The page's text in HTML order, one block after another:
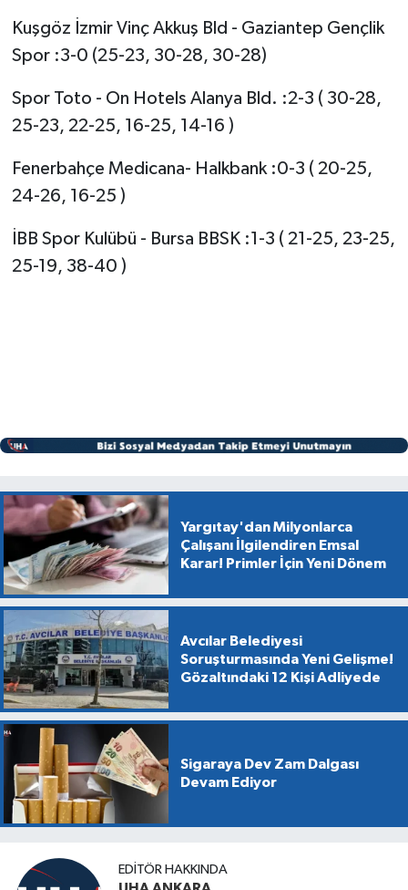
Kuşgöz İzmir Vinç Akkuş Bld - Gaziantep Gençlik
Spor :3-0 (25-23, 30-28, 30-28)
Spor Toto - On Hotels Alanya Bld. :2-3 ( 30-28,
25-23, 22-25, 16-25, 14-16 )
Fenerbahçe Medicana- Halkbank :0-3 ( 20-25,
24-26, 16-25 )
İBB Spor Kulübü - Bursa BBSK :1-3 ( 21-25, 23-25,
25-19, 38-40 )
Yargıtay'dan Milyonlarca
Çalışanı İlgilendiren Emsal
Karar! Primler İçin Yeni Dönem
Avcılar Belediyesi
Soruşturmasında Yeni Gelişme!
Gözaltındaki 12 Kişi Adliyede
Sigaraya Dev Zam Dalgası
Devam Ediyor
EDITÖR HAKKINDA